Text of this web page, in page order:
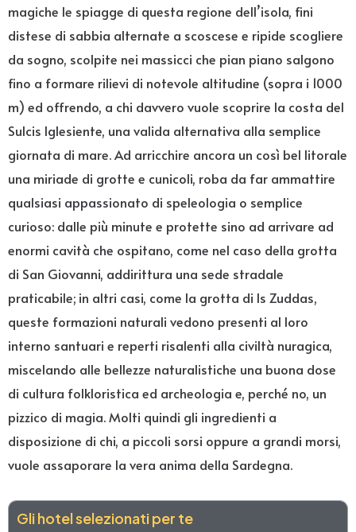
magiche le spiagge di questa regione dell’isola, fini
distese di sabbia alternate a scoscese e ripide scogliere
da sogno, scolpite nei massicci che pian piano salgono
fino a formare rilievi di notevole altitudine (sopra i 1000
m) ed offrendo, a chi davvero vuole scoprire la costa del
Sulcis Iglesiente, una valida alternativa alla semplice
giornata di mare. Ad arricchire ancora un così bel litorale
una miriade di grotte e cunicoli, roba da far ammattire
qualsiasi appassionato di speleologia o semplice
curioso: dalle più minute e protette sino ad arrivare ad
enormi cavità che ospitano, come nel caso della grotta
di San Giovanni, addirittura una sede stradale
praticabile; in altri casi, come la grotta di Is Zuddas,
queste formazioni naturali vedono presenti al loro
interno santuari e reperti risalenti alla civiltà nuragica,
miscelando alle bellezze naturalistiche una buona dose
di cultura folkloristica ed archeologia e, perché no, un
pizzico di magia. Molti quindi gli ingredienti a
disposizione di chi, a piccoli sorsi oppure a grandi morsi,
vuole assaporare la vera anima della Sardegna.
Gli hotel selezionati per te